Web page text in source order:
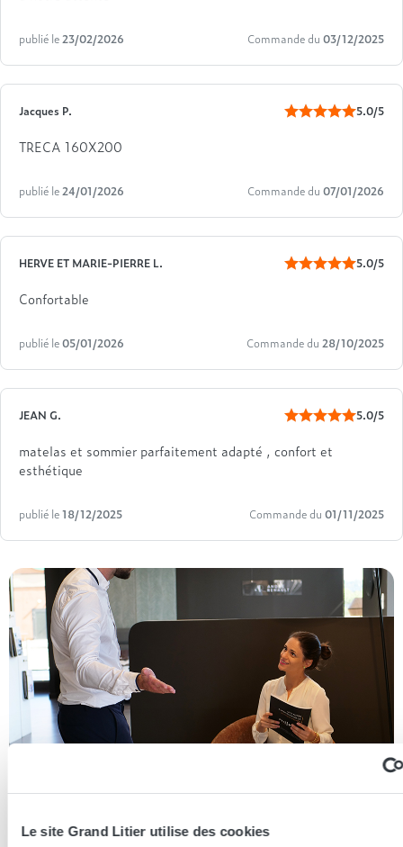
Le site Grand Litier utilise des cookies
publié le23/02/2026 Commande du 03/12/2025
Jacques P. 5.0/5
TRECA 160X200
publié le24/01/2026 Commande du 07/01/2026
HERVE ET MARIE-PIERRE L. 5.0/5
Confortable
publié le05/01/2026 Commande du 28/10/2025
JEAN G. 5.0/5
matelas et sommier parfaitement adapté , confort et
esthétique
publié le18/12/2025 Commande du 01/11/2025